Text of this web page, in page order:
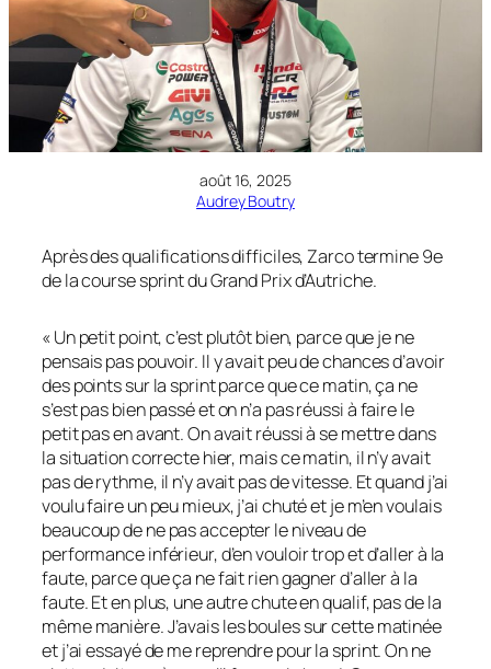
août 16, 2025
Audrey Boutry
Après des qualifications difficiles, Zarco termine 9e
de la course sprint du Grand Prix d’Autriche.
« Un petit point, c’est plutôt bien, parce que je ne
pensais pas pouvoir. Il y avait peu de chances d’avoir
des points sur la sprint parce que ce matin, ça ne
s’est pas bien passé et on n’a pas réussi à faire le
petit pas en avant. On avait réussi à se mettre dans
la situation correcte hier, mais ce matin, il n’y avait
pas de rythme, il n’y avait pas de vitesse. Et quand j’ai
voulu faire un peu mieux, j’ai chuté et je m’en voulais
beaucoup de ne pas accepter le niveau de
performance inférieur, d’en vouloir trop et d’aller à la
faute, parce que ça ne fait rien gagner d’aller à la
faute. Et en plus, une autre chute en qualif, pas de la
même manière. J’avais les boules sur cette matinée
et j’ai essayé de me reprendre pour la sprint. On ne